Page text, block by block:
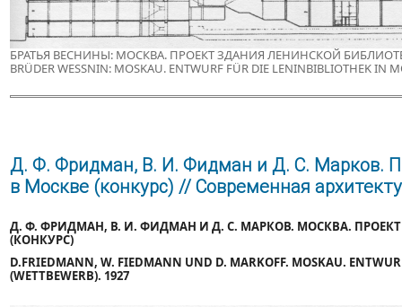
БРАТЬЯ ВЕСНИНЫ: МОСКВА. ПРОЕКТ ЗДАНИЯ ЛЕНИНСКОЙ
BRÜDER WESSNIN: MOSKAU. ENTWURF FÜR DIE LENINBIBLIOTHEK IN
Д. Ф. Фридман, В. И. Фидман и Д. С. Марков.
в Москве (конкурс) // Современная
Д. Ф. ФРИДМАН, В. И. ФИДМАН И Д. С. МАРКОВ. МОСКВА.
(КОНКУРС)
D.FRIEDMANN, W. FIEDMANN UND D. MARKOFF. MOSKAU.
(WETTBEWERB). 1927